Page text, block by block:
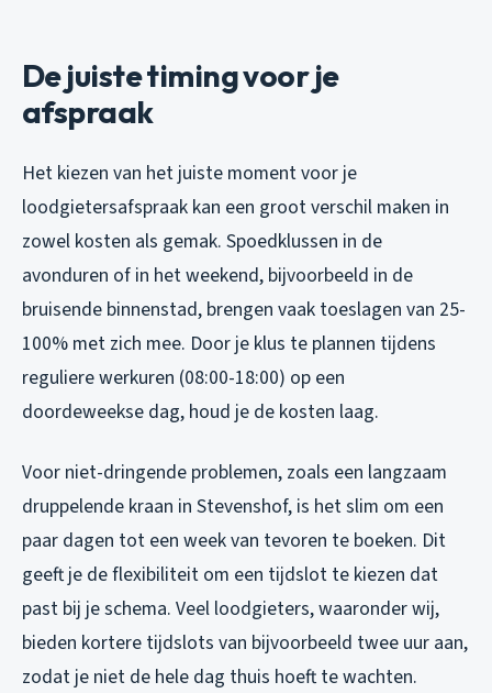
De juiste timing voor je
afspraak
Het kiezen van het juiste moment voor je
loodgietersafspraak kan een groot verschil maken in
zowel kosten als gemak. Spoedklussen in de
avonduren of in het weekend, bijvoorbeeld in de
bruisende binnenstad, brengen vaak toeslagen van 25-
100% met zich mee. Door je klus te plannen tijdens
reguliere werkuren (08:00-18:00) op een
doordeweekse dag, houd je de kosten laag.
Voor niet-dringende problemen, zoals een langzaam
druppelende kraan in Stevenshof, is het slim om een
paar dagen tot een week van tevoren te boeken. Dit
geeft je de flexibiliteit om een tijdslot te kiezen dat
past bij je schema. Veel loodgieters, waaronder wij,
bieden kortere tijdslots van bijvoorbeeld twee uur aan,
zodat je niet de hele dag thuis hoeft te wachten.